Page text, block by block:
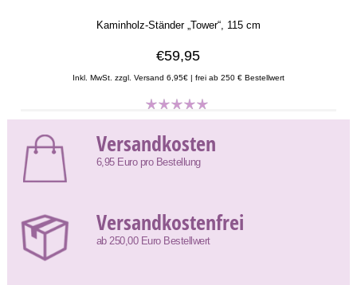
Kaminholz-Ständer „Tower“, 115 cm
€59,95
Inkl. MwSt. zzgl. Versand 6,95€ | frei ab 250 € Bestellwert
Versandkosten
6,95 Euro pro Bestellung
Versandkostenfrei
ab 250,00 Euro Bestellwert